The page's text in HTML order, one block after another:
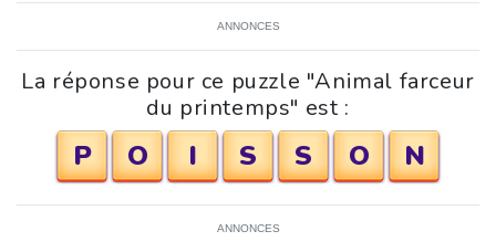
ANNONCES
La réponse pour ce puzzle "Animal farceur
du printemps" est :
P O I S S O N
ANNONCES